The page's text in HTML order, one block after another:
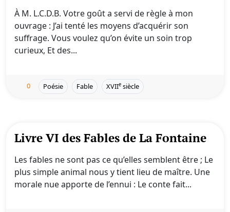
À M. L.C.D.B. Votre goût a servi de règle à mon
ouvrage : J’ai tenté les moyens d’acquérir son
suffrage. Vous voulez qu’on évite un soin trop
curieux, Et des...
0 Poésie Fable XVIIe siècle
Livre VI des Fables de La Fontaine
Les fables ne sont pas ce qu’elles semblent être ; Le
plus simple animal nous y tient lieu de maître. Une
morale nue apporte de l’ennui : Le conte fait...